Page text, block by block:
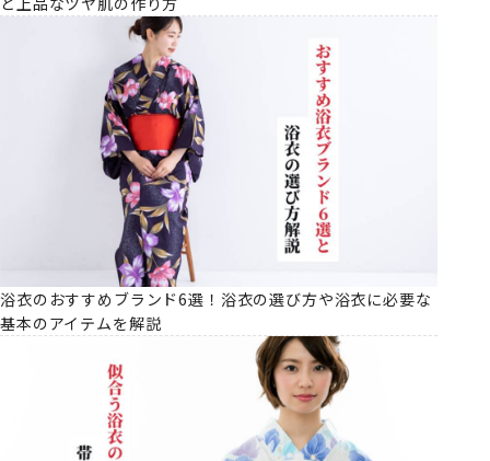
浴衣のおすすめブランド6選！浴衣の選び方や浴衣に必要な
基本のアイテムを解説